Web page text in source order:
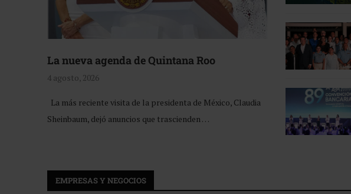
La nueva agenda de Quintana Roo
4 agosto, 2026
La más reciente visita de la presidenta de México, Claudia
Sheinbaum, dejó anuncios que trascienden …
EMPRESAS Y NEGOCIOS